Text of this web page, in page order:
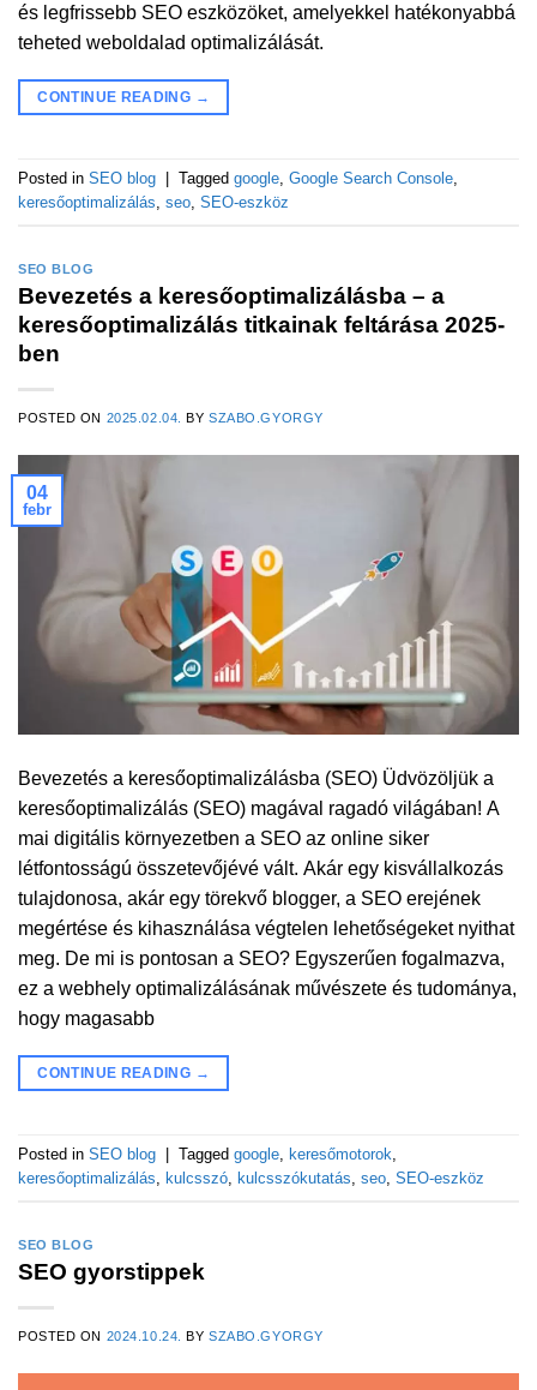
és legfrissebb SEO eszközöket, amelyekkel hatékonyabbá
teheted weboldalad optimalizálását.
CONTINUE READING →
Posted in SEO blog Tagged google Google Search Console
keresőoptimalizálás seo SEO-eszköz
SEO BLOG
Bevezetés a keresőoptimalizálásba – a
keresőoptimalizálás titkainak feltárása 2025-
ben
POSTED ON 2025.02.04. BYSZABO.GYORGY
04
febr
Bevezetés a keresőoptimalizálásba (SEO) Üdvözöljük a
keresőoptimalizálás (SEO) magával ragadó világában! A
mai digitális környezetben a SEO az online siker
létfontosságú összetevőjévé vált. Akár egy kisvállalkozás
tulajdonosa, akár egy törekvő blogger, a SEO erejének
megértése és kihasználása végtelen lehetőségeket nyithat
meg. De mi is pontosan a SEO? Egyszerűen fogalmazva,
ez a webhely optimalizálásának művészete és tudománya,
hogy magasabb
CONTINUE READING →
Posted in SEO blog Tagged google, keresőmotorok,
keresőoptimalizálás, kulcsszó, kulcsszókutatás, seo, SEO-eszköz
SEO BLOG
SEO gyorstippek
POSTED ON 2024.10.24. BYSZABO.GYORGY